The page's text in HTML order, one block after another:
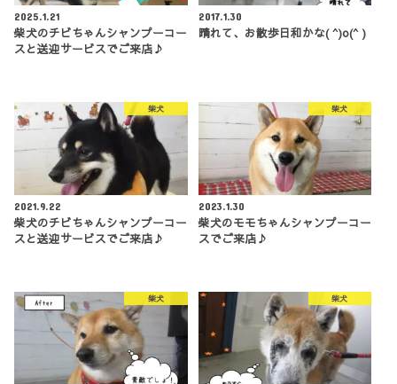
2025.1.21
柴犬のチビちゃんシャンプーコー
スと送迎サービスでご来店♪
2017.1.30
晴れて、お散歩日和かな( ^)o(^ )
柴犬
2021.9.22
柴犬のチビちゃんシャンプーコー
スと送迎サービスでご来店♪
柴犬
2023.1.30
柴犬のモモちゃんシャンプーコー
スでご来店♪
柴犬 柴犬